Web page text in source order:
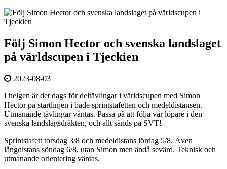
Följ Simon Hector och svenska landslaget
på världscupen i Tjeckien
2023-08-03
I helgen är det dags för deltävlingar i världscupen med Simon
Hector på startlinjen i både sprintstafetten och medeldistansen.
Utmanande tävlingar väntas. Passa på att följa vår löpare i den
svenska landslagsdräkten, och allt sänds på SVT!
Sprintstafett torsdag 3/8 och medeldistans lördag 5/8. Även
långdistans söndag 6/8, utan Simon men ändå sevärd. Teknisk och
utmanande orientering väntas.